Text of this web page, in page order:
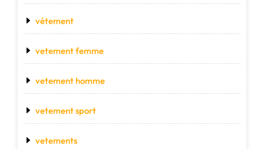
vétement
vetement femme
vetement homme
vetement sport
vetements